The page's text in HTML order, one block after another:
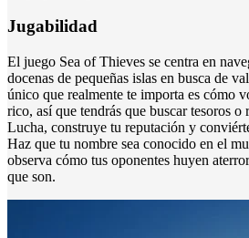
Jugabilidad
El juego Sea of Thieves se centra en
docenas de pequeñas islas en busca de
único que realmente te importa es cómo
rico, así que tendrás que buscar tesoros o
Lucha, construye tu reputación y
Haz que tu nombre sea conocido en el
observa cómo tus oponentes huyen
que son.